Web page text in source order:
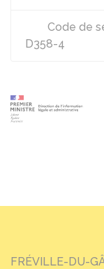
Code de
D358-4
FRÉVILLE-DU-